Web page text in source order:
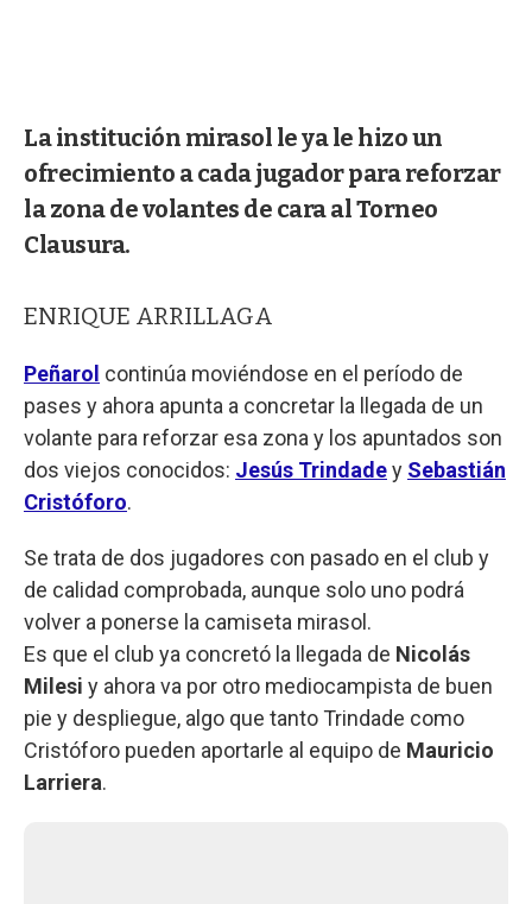
La institución mirasol le ya le hizo un
ofrecimiento a cada jugador para reforzar
la zona de volantes de cara al Torneo
Clausura.
ENRIQUE ARRILLAGA
Peñarol continúa moviéndose en el período de
pases y ahora apunta a concretar la llegada de un
volante para reforzar esa zona y los apuntados son
dos viejos conocidos: Jesús Trindadey Sebastián
Cristóforo.
Se trata de dos jugadores con pasado en el club y
de calidad comprobada, aunque solo uno podrá
volver a ponerse la camiseta mirasol.
Es que el club ya concretó la llegada de Nicolás
Milesi y ahora va por otro mediocampista de buen
pie y despliegue, algo que tanto Trindade como
Cristóforo pueden aportarle al equipo de Mauricio
Larriera.